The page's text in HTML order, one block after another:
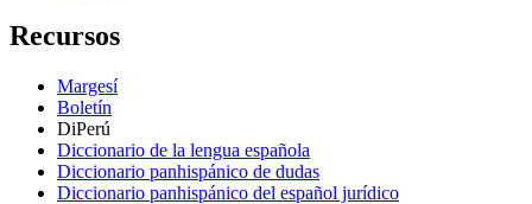
Recursos
Margesí
Boletín
DiPerú
Diccionario de la lengua española
Diccionario panhispánico de dudas
Diccionario panhispánico del español jurídico